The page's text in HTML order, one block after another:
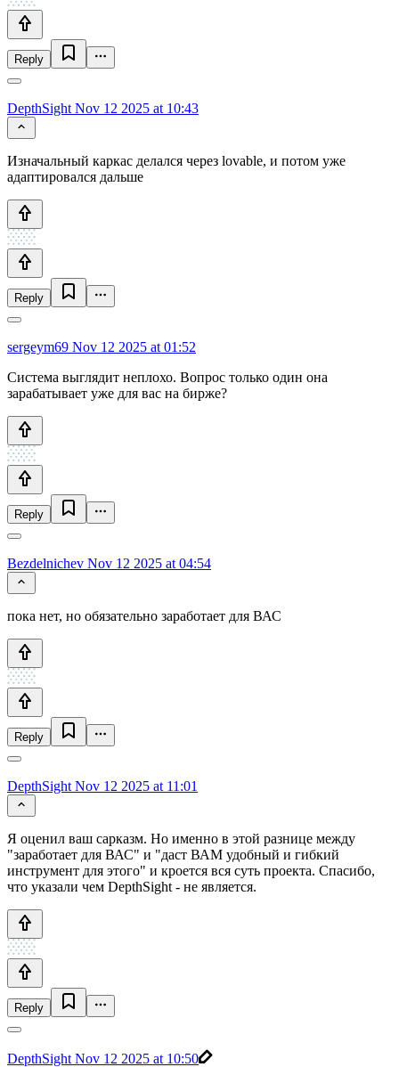
Reply
DepthSight Nov 12 2025 at 10:43
Изначальный каркас делался через lovable, и потом уже
адаптировался дальше
Reply
sergeym69 Nov 12 2025 at 01:52
Система выглядит неплохо. Вопрос только один она
зарабатывает уже для вас на бирже?
Reply
Bezdelnichev Nov 12 2025 at 04:54
пока нет, но обязательно заработает для ВАС
Reply
DepthSight Nov 12 2025 at 11:01
Я оценил ваш сарказм. Но именно в этой разнице между
"заработает для ВАС" и "даст ВАМ удобный и гибкий
инструмент для этого" и кроется вся суть проекта. Спасибо,
что указали чем DepthSight - не является.
Reply
DepthSight Nov 12 2025 at 10:50